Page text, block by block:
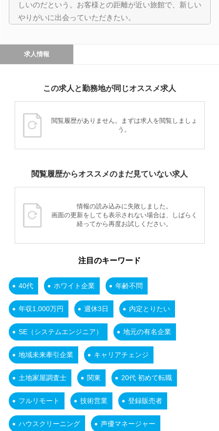
しいのだという。お客様との距離が近い旅館で、新しい
やりがいに出会っていただきたい。
求人情報
この求人と勤務地が同じオススメ求人
閲覧履歴がありません。まずは求人を閲覧しましょ
う。
閲覧履歴からオススメのまだ見ていない求人
情報の読み込みに失敗しました。
画面の更新をしても表示されない場合は、しばらく
経ってから再度お試しください。
注目のキーワード
40代 ホワイト企業 年齢不問
年収1,000万円 週休3日 内定とりたい
SE（システムエンジニア） 地元の有名企業
地域未来牽引企業 キャリアチェンジ
土地家屋調査士 関東 20代 初めて転職
フルリモート 技術営業 登録販売者
ハウスクリーニング 声優マネージャー